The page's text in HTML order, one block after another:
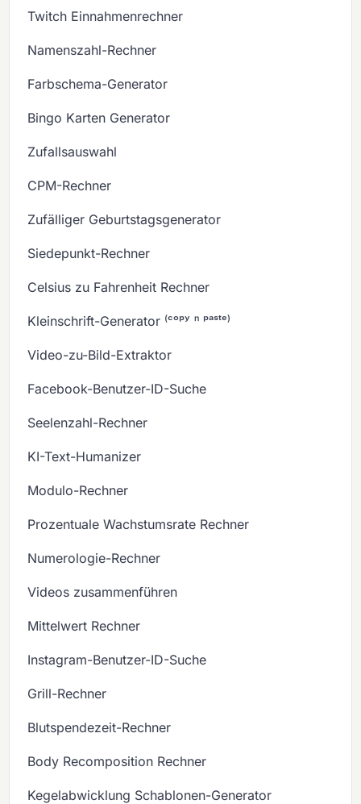
Twitch Einnahmenrechner
Namenszahl-Rechner
Farbschema-Generator
Bingo Karten Generator
Zufallsauswahl
CPM-Rechner
Zufälliger Geburtstagsgenerator
Siedepunkt-Rechner
Celsius zu Fahrenheit Rechner
Kleinschrift-Generator ⁽ᶜᵒᵖʸ ⁿ ᵖᵃˢᵗᵉ⁾
Video-zu-Bild-Extraktor
Facebook-Benutzer-ID-Suche
Seelenzahl-Rechner
KI-Text-Humanizer
Modulo-Rechner
Prozentuale Wachstumsrate Rechner
Numerologie-Rechner
Videos zusammenführen
Mittelwert Rechner
Instagram-Benutzer-ID-Suche
Grill-Rechner
Blutspendezeit-Rechner
Body Recomposition Rechner
Kegelabwicklung Schablonen-Generator